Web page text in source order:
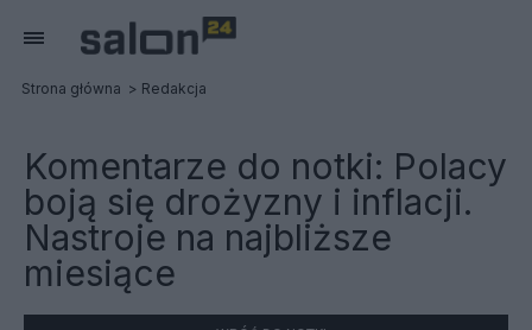
Strona główna Redakcja
Komentarze do notki: Polacy
boją się drożyzny i inflacji.
Nastroje na najbliższe
miesiące